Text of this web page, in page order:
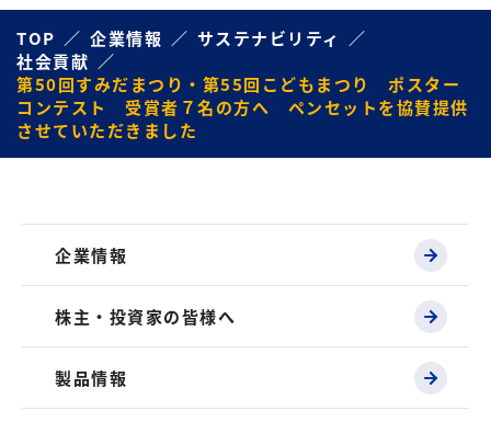
TOP 企業情報
サステナビリティ
社会貢献
第50回すみだまつり・第55回こどもまつり ポスター
コンテスト 受賞者７名の方へ ペンセットを協賛提供
させていただきました
企業情報
株主・投資家の皆様へ
製品情報